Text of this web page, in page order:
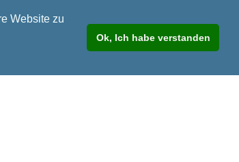
Website zu
Ok, Ich habe verstanden